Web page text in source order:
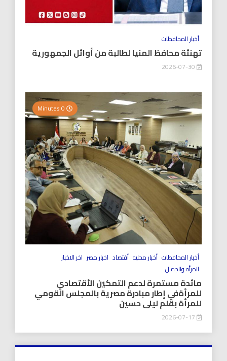
أخبار المحافظات
تهنئة محافظ المنيا لطالبة من أوائل الجمهورية
أخبار المحافظات أخبار محليه أقتصاد اخبار مصر اخر الاخبار
المرأه والجمال
مائدة مستمرة لدعم التمكين الأقتصادي
للمرأةفي إطار مبادرة مصرية بالمجلس القومي
للمرأة بقلم ليلى حسين